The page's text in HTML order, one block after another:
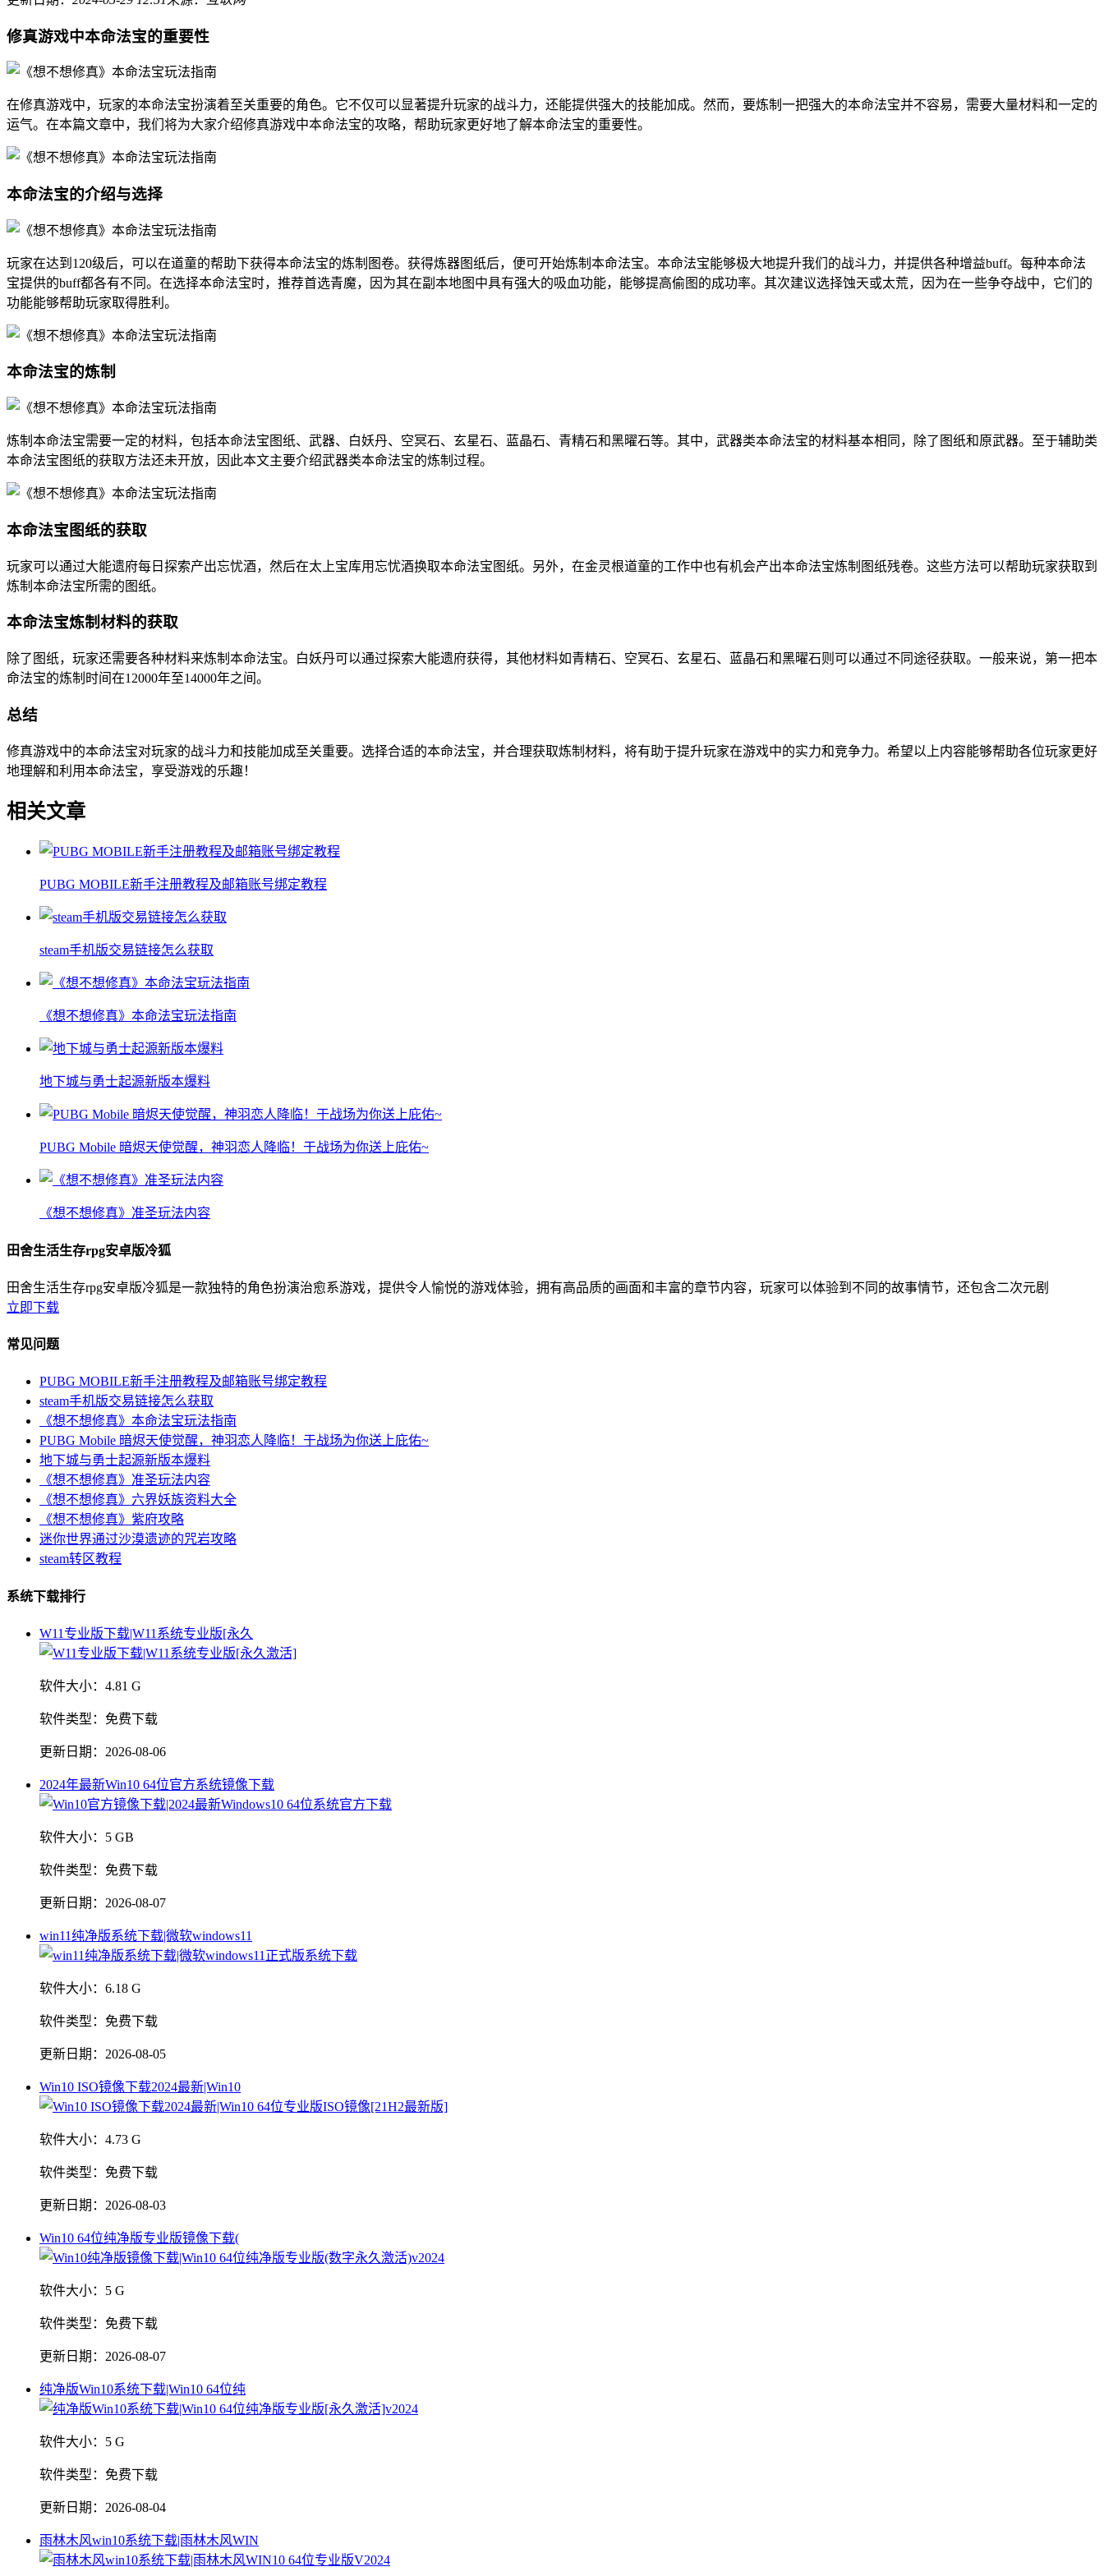
修真游戏中本命法宝的重要性
在修真游戏中，玩家的本命法宝扮演着至关重要的角色。它不仅可以显著提升玩家的战斗力，还能提供强大的技能加成。然而，要炼制一把强大的本命法宝并不容易，需要大量材料和一定的
运气。在本篇文章中，我们将为大家介绍修真游戏中本命法宝的攻略，帮助玩家更好地了解本命法宝的重要性。
本命法宝的介绍与选择
玩家在达到120级后，可以在道童的帮助下获得本命法宝的炼制图卷。获得炼器图纸后，便可开始炼制本命法宝。本命法宝能够极大地提升我们的战斗力，并提供各种增益buff。每种本命法
宝提供的buff都各有不同。在选择本命法宝时，推荐首选青魔，因为其在副本地图中具有强大的吸血功能，能够提高偷图的成功率。其次建议选择蚀天或太荒，因为在一些争夺战中，它们的
功能能够帮助玩家取得胜利。
本命法宝的炼制
炼制本命法宝需要一定的材料，包括本命法宝图纸、武器、白妖丹、空冥石、玄星石、蓝晶石、青精石和黑曜石等。其中，武器类本命法宝的材料基本相同，除了图纸和原武器。至于辅助类
本命法宝图纸的获取方法还未开放，因此本文主要介绍武器类本命法宝的炼制过程。
本命法宝图纸的获取
玩家可以通过大能遗府每日探索产出忘忧酒，然后在太上宝库用忘忧酒换取本命法宝图纸。另外，在金灵根道童的工作中也有机会产出本命法宝炼制图纸残卷。这些方法可以帮助玩家获取到
炼制本命法宝所需的图纸。
本命法宝炼制材料的获取
除了图纸，玩家还需要各种材料来炼制本命法宝。白妖丹可以通过探索大能遗府获得，其他材料如青精石、空冥石、玄星石、蓝晶石和黑曜石则可以通过不同途径获取。一般来说，第一把本
命法宝的炼制时间在12000年至14000年之间。
总结
修真游戏中的本命法宝对玩家的战斗力和技能加成至关重要。选择合适的本命法宝，并合理获取炼制材料，将有助于提升玩家在游戏中的实力和竞争力。希望以上内容能够帮助各位玩家更好
地理解和利用本命法宝，享受游戏的乐趣！
相关文章
PUBG MOBILE新手注册教程及邮箱账号绑定教程
steam手机版交易链接怎么获取
《想不想修真》本命法宝玩法指南
地下城与勇士起源新版本爆料
PUBG Mobile 暗烬天使觉醒，神羽恋人降临！于战场为你送上庇佑~
《想不想修真》准圣玩法内容
田舍生活生存rpg安卓版冷狐
田舍生活生存rpg安卓版冷狐是一款独特的角色扮演治愈系游戏，提供令人愉悦的游戏体验，拥有高品质的画面和丰富的章节内容，玩家可以体验到不同的故事情节，还包含二次元剧
立即下载
常见问题
PUBG MOBILE新手注册教程及邮箱账号绑定教程
steam手机版交易链接怎么获取
《想不想修真》本命法宝玩法指南
PUBG Mobile 暗烬天使觉醒，神羽恋人降临！于战场为你送上庇佑~
地下城与勇士起源新版本爆料
《想不想修真》准圣玩法内容
《想不想修真》六界妖族资料大全
《想不想修真》紫府攻略
迷你世界通过沙漠遗迹的咒岩攻略
steam转区教程
系统下载排行
W11专业版下载|W11系统专业版[永久
软件大小： 4.81 G
软件类型： 免费下载
更新日期： 2026-08-06
2024年最新Win10 64位官方系统镜像下载
软件大小： 5 GB
软件类型： 免费下载
更新日期： 2026-08-07
win11纯净版系统下载|微软windows11
软件大小： 6.18 G
软件类型： 免费下载
更新日期： 2026-08-05
Win10 ISO镜像下载2024最新|Win10
软件大小： 4.73 G
软件类型： 免费下载
更新日期： 2026-08-03
Win10 64位纯净版专业版镜像下载(
软件大小： 5 G
软件类型： 免费下载
更新日期： 2026-08-07
纯净版Win10系统下载|Win10 64位纯
软件大小： 5 G
软件类型： 免费下载
更新日期： 2026-08-04
雨林木风win10系统下载|雨林木风WIN